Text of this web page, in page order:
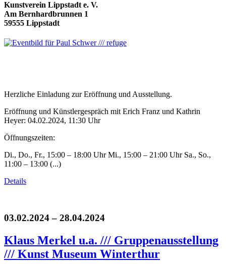
Kunstverein Lippstadt e. V.
Am Bernhardbrunnen 1
59555 Lippstadt
Herzliche Einladung zur Eröffnung und Ausstellung.
Eröffnung und Künstlergespräch mit Erich Franz und Kathrin
Heyer: 04.02.2024, 11:30 Uhr
Öffnungszeiten:
Di., Do., Fr., 15:00 – 18:00 Uhr Mi., 15:00 – 21:00 Uhr Sa., So.,
11:00 – 13:00 (...)
Details
03.02.2024 – 28.04.2024
Klaus Merkel u.a. /// Gruppenausstellung
/// Kunst Museum Winterthur